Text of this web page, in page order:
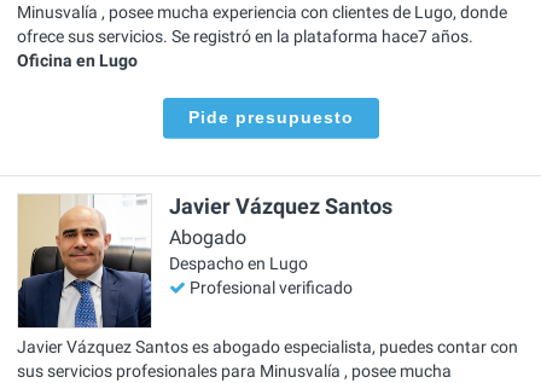
Minusvalía , posee mucha experiencia con clientes de Lugo, donde
ofrece sus servicios. Se registró en la plataforma hace7 años.
Oficina en Lugo
Pide presupuesto
Javier Vázquez Santos
Abogado
Despacho en Lugo
Profesional verificado
Javier Vázquez Santos es abogado especialista, puedes contar con
sus servicios profesionales para Minusvalía , posee mucha